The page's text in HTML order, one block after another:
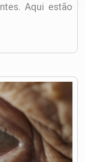
Aqui estão